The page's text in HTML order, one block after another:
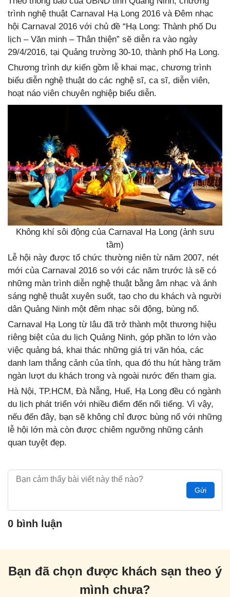
trình nghệ thuật Carnaval Hạ Long 2016 và Đêm nhạc
hội Carnaval 2016 với chủ đề “Hạ Long: Thành phố Du
lịch – Văn minh – Thân thiện” sẽ diễn ra vào ngày
29/4/2016, tại Quảng trường 30-10, thành phố Hạ Long.
Chương trình dự kiến gồm lễ khai mạc, chương trình
biểu diễn nghệ thuật do các nghệ sĩ, ca sĩ, diễn viên,
hoạt náo viên chuyên nghiệp biểu diễn.
Không khí sôi động của Carnaval Hạ Long (ảnh sưu
tầm)
Lễ hội này được tổ chức thường niên từ năm 2007, nét
mới của Carnaval 2016 so với các năm trước là sẽ có
những màn trình diễn nghệ thuật bằng âm nhạc và ánh
sáng nghệ thuật xuyên suốt, tạo cho du khách và người
dân Quảng Ninh một đêm nhạc sôi động, bùng nổ.
Carnaval Hạ Long từ lâu đã trở thành một thương hiệu
riêng biệt của du lịch Quảng Ninh, góp phần to lớn vào
việc quảng bá, khai thác những giá trị văn hóa, các
danh lam thắng cảnh của tỉnh, qua đó thu hút hàng trăm
ngàn lượt du khách trong và ngoài nước đến tham gia.
Hà Nội, TP.HCM, Đà Nẵng, Huế, Hạ Long đều có ngành
du lịch phát triển với nhiều điểm đến nổi tiếng. Vì vậy,
nếu đến đây, bạn sẽ không chỉ được bùng nổ với những
lễ hội lớn mà còn được chiêm ngưỡng những cảnh
quan tuyệt đẹp.
Gửi
0 bình luận
Bạn đã chọn được khách sạn theo ý
mình chưa?